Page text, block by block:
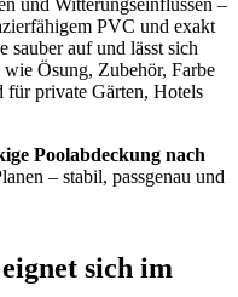
PVC und exakt
sauber auf und lässt sich
Ösung, Zubehör, Farbe
für private Gärten, Hotels
Poolabdeckung nach
– stabil, passgenau und
sich im